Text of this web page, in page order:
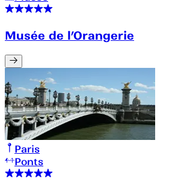
Musée de l’Orangerie
Paris
Ponts